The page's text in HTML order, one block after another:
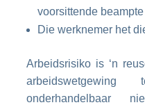
voorsittende
Die werknemer het
Arbeidsrisiko is ‘n